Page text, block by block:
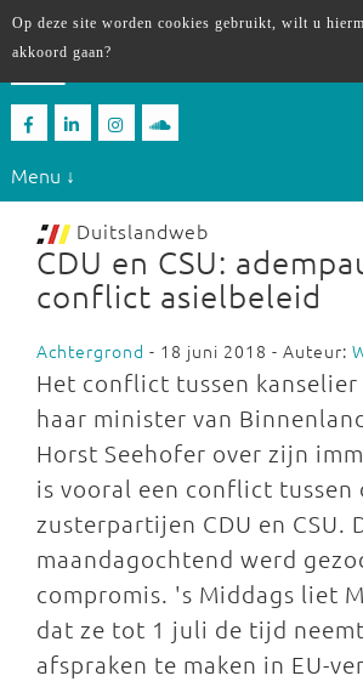
Menu ↓
Duitslandweb
CDU en CSU:
conflict asielbeleid
Achtergrond - 18 juni 2018 - Auteur:
Het conflict tussen kanselier
haar minister van
Horst Seehofer over zijn
is vooral een conflict tussen
zusterpartijen CDU en CSU.
maandagochtend werd
compromis. 's Middags liet
dat ze tot 1 juli de tijd
afspraken te maken in EU-
Op deze site worden cookies gebruikt, wilt u
akkoord gaan?